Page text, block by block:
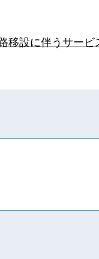
移設に伴うサービ